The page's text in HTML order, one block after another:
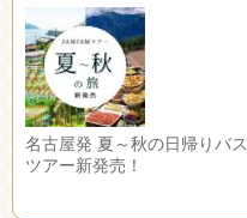
名古屋発 夏～秋の日帰りバス
ツアー新発売！